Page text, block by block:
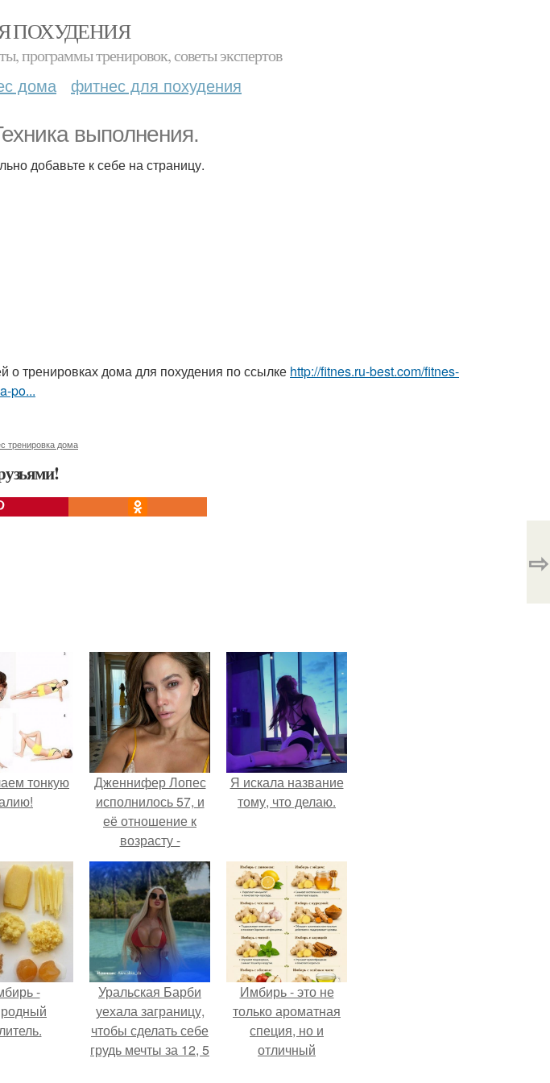
ПОХУДЕНИЯ
программы тренировок, советы экспертов
дома фитнес для похудения
выполнения.
добавьте к себе на страницу.
тренировках дома для похудения по ссылке http://fitnes.ru-best.com/fitnes-
po...
тренировка дома
⇨
тонкую
Дженнифер Лопес
исполнилось 57, и
её отношение к
возрасту -
настоящий
манифест
уверенности: "не
говорите, что я
отлично выгляжу
для 57.
Я искала название
тому, что делаю.
-
Уральская Барби
уехала заграницу,
чтобы сделать себе
грудь мечты за 12, 5
Имбирь - это не
только ароматная
специя, но и
отличный